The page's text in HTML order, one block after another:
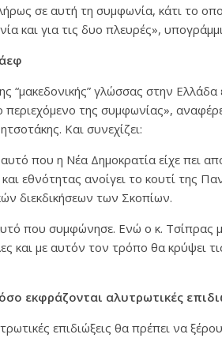
σε αυτή τη συμφωνία, κάτι το
και για τις δυο πλευρές»,
“μακεδονικής” γλώσσας στην Ελλάδα
της συμφωνίας»,
Και συνεχίζει:
που η Νέα Δημοκρατία είχε πει
εθνότητας ανοίγει το κουτί της
διεκδικήσεων των Σκοπίων.
που συμφώνησε. Ενώ ο κ.
και με αυτόν τον τρόπο θα κρύψει
εκφράζονται αλυτρωτικές
επιδιώξεις θα πρέπει να